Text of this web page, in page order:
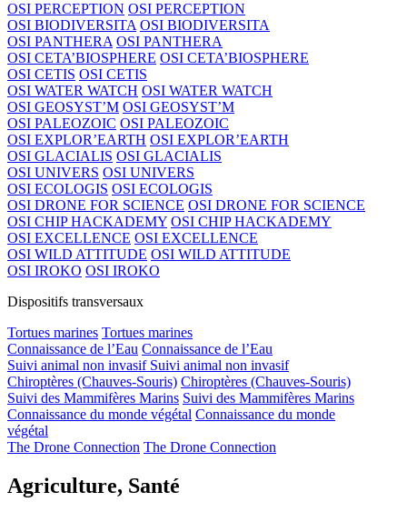
OSI PERCEPTION OSI PERCEPTION
OSI BIODIVERSITA OSI BIODIVERSITA
OSI PANTHERA OSI PANTHERA
OSI CETA’BIOSPHERE OSI CETA’BIOSPHERE
OSI CETIS OSI CETIS
OSI WATER WATCH OSI WATER WATCH
OSI GEOSYST’M OSI GEOSYST’M
OSI PALEOZOIC OSI PALEOZOIC
OSI EXPLOR’EARTH OSI EXPLOR’EARTH
OSI GLACIALIS OSI GLACIALIS
OSI UNIVERS OSI UNIVERS
OSI ECOLOGIS OSI ECOLOGIS
OSI DRONE FOR SCIENCE OSI DRONE FOR SCIENCE
OSI CHIP HACKADEMY OSI CHIP HACKADEMY
OSI EXCELLENCE OSI EXCELLENCE
OSI WILD ATTITUDE OSI WILD ATTITUDE
OSI IROKO OSI IROKO
Dispositifs transversaux
Tortues marines Tortues marines
Connaissance de l’Eau Connaissance de l’Eau
Suivi animal non invasif Suivi animal non invasif
Chiroptères (Chauves-Souris) Chiroptères (Chauves-Souris)
Suivi des Mammifères Marins Suivi des Mammifères Marins
Connaissance du monde végétal Connaissance du monde
végétal
The Drone Connection The Drone Connection
Agriculture, Santé